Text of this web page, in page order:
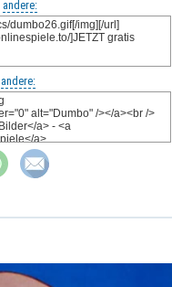
andere:
andere: